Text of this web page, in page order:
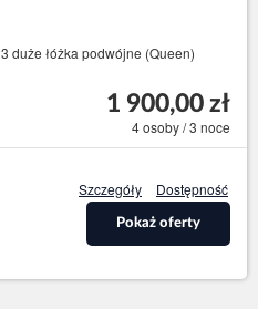
3 duże łóżka podwójne (Queen)
1 900,00 zł
4 osoby / 3 noce
Szczegóły Dostępność
Pokaż oferty